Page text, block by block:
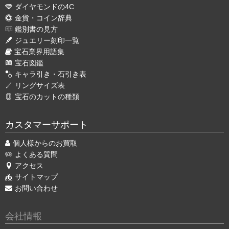
ダイヤモンドの4C
金貨・コイン辞典
鑑別書の見方
ジュエリー刻印一覧
宝石業界用語集
宝石図鑑
キャラ引き・石引き表
リングサイズ表
宝石のカットの種類
カスタマーサポート
個人様からのお買取
よくある質問
アクセス
サイトマップ
お問い合わせ
会社情報